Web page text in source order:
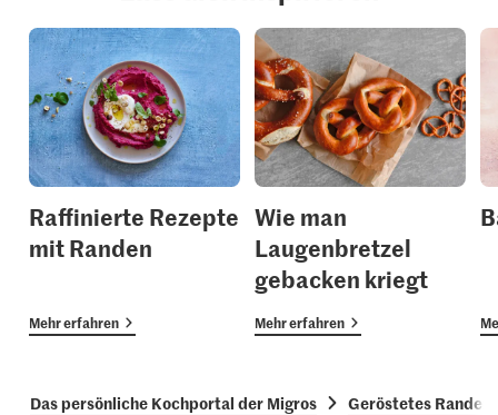
Raffinierte Rezepte
mit Randen
Mehr erfahren
Wie man
Laugenbretzel
gebacken kriegt
Mehr erfahren
Das persönliche Kochportal der Migros Geröstetes